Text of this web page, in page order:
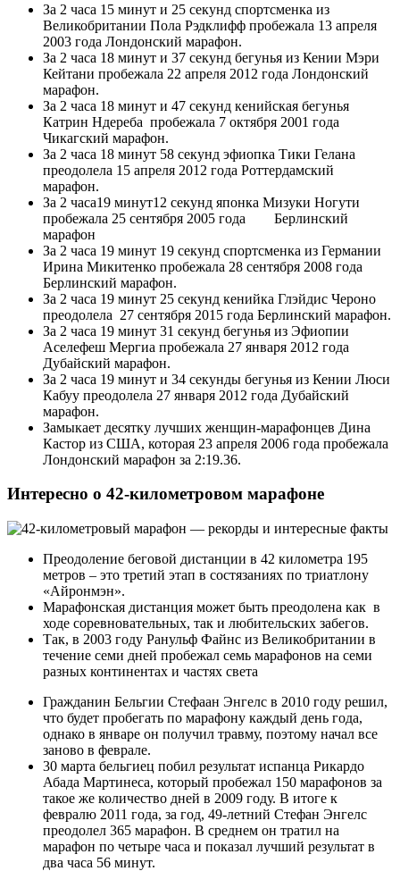
За 2 часа 15 минут и 25 секунд спортсменка из
Великобритании Пола Рэдклифф пробежала 13 апреля
2003 года Лондонский марафон.
За 2 часа 18 минут и 37 секунд бегунья из Кении Мэри
Кейтани пробежала 22 апреля 2012 года Лондонский
марафон.
За 2 часа 18 минут и 47 секунд кенийская бегунья
Катрин Ндереба пробежала 7 октября 2001 года
Чикагский марафон.
За 2 часа 18 минут 58 секунд эфиопка Тики Гелана
преодолела 15 апреля 2012 года Роттердамский
марафон.
За 2 часа19 минут12 секунд японка Мизуки Ногути
пробежала 25 сентября 2005 года Берлинский
марафон
За 2 часа 19 минут 19 секунд спортсменка из Германии
Ирина Микитенко пробежала 28 сентября 2008 года
Берлинский марафон.
За 2 часа 19 минут 25 секунд кенийка Глэйдис Чероно
преодолела 27 сентября 2015 года Берлинский марафон.
За 2 часа 19 минут 31 секунд бегунья из Эфиопии
Аселефеш Мергиа пробежала 27 января 2012 года
Дубайский марафон.
За 2 часа 19 минут и 34 секунды бегунья из Кении Люси
Кабуу преодолела 27 января 2012 года Дубайский
марафон.
Замыкает десятку лучших женщин-марафонцев Дина
Кастор из США, которая 23 апреля 2006 года пробежала
Лондонский марафон за 2:19.36.
Интересно о 42-километровом марафоне
Преодоление беговой дистанции в 42 километра 195
метров – это третий этап в состязаниях по триатлону
«Айронмэн».
Марафонская дистанция может быть преодолена как в
ходе соревновательных, так и любительских забегов.
Так, в 2003 году Ранульф Файнс из Великобритании в
течение семи дней пробежал семь марафонов на семи
разных континентах и частях света
Гражданин Бельгии Стефаан Энгелс в 2010 году решил,
что будет пробегать по марафону каждый день года,
однако в январе он получил травму, поэтому начал все
заново в феврале.
30 марта бельгиец побил результат испанца Рикардо
Абада Мартинеса, который пробежал 150 марафонов за
такое же количество дней в 2009 году. В итоге к
февралю 2011 года, за год, 49-летний Стефан Энгелс
преодолел 365 марафон. В среднем он тратил на
марафон по четыре часа и показал лучший результат в
два часа 56 минут.